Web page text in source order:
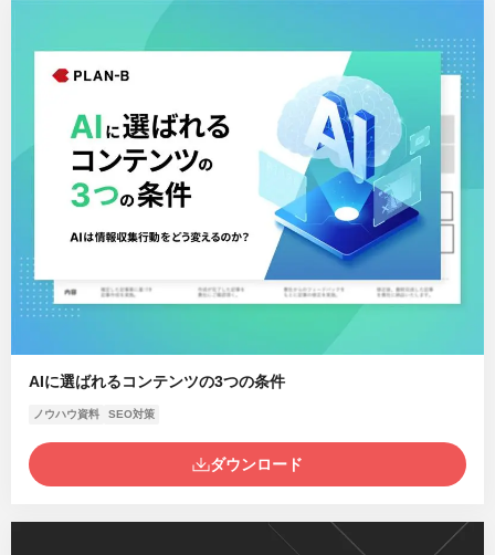
AIに選ばれるコンテンツの3つの条件
ノウハウ資料 SEO対策
ダウンロード